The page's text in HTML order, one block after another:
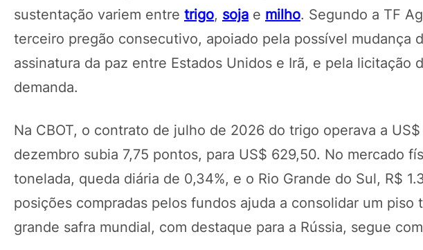
sustentação variem entre trigo, soja e milho. Segundo a TF
terceiro pregão consecutivo, apoiado pela possível mudança
assinatura da paz entre Estados Unidos e Irã, e pela licitação
demanda.
Na CBOT, o contrato de julho de 2026 do trigo operava a
dezembro subia 7,75 pontos, para US$ 629,50. No mercado
tonelada, queda diária de 0,34%, e o Rio Grande do Sul, R$
posições compradas pelos fundos ajuda a consolidar um
grande safra mundial, com destaque para a Rússia, segue